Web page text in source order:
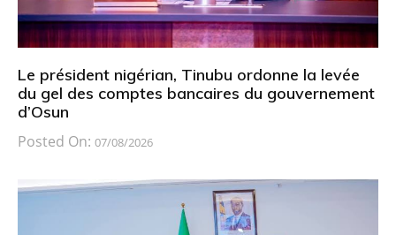
Le président nigérian, Tinubu ordonne la levée
du gel des comptes bancaires du gouvernement
d’Osun
Posted On: 07/08/2026